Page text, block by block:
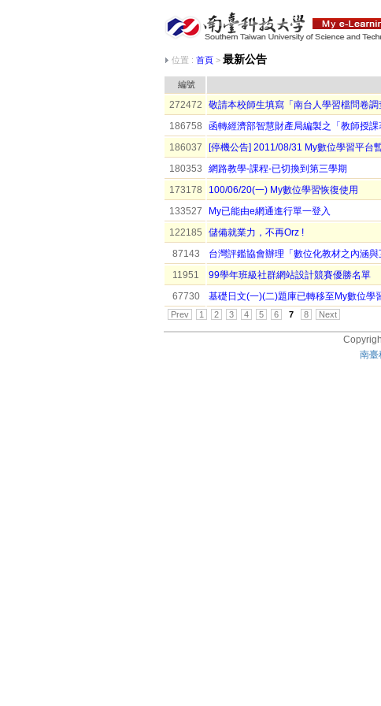
位置 : 首頁 > 最新公告
編號
272472 敬請本校師生填寫「南台人學習檔問卷調
186758
函轉經濟部智慧財產局編製之「教師授課
186037
[停機公告] 2011/08/31 My數位學習平台
180353
網路教學-課程-已切換到第三學期
173178
100/06/20(一) My數位學習恢復使用
133527
My已能由e網通進行單一登入
122185
儲備就業力，不再Orz !
87143
台灣評鑑協會辦理「數位化教材之內涵與
11951
99學年班級社群網站設計競賽優勝名單
67730
基礎日文(一)(二)題庫已轉移至My數位學
Prev 1 2 3 4 5 6 7 8 Next
南臺